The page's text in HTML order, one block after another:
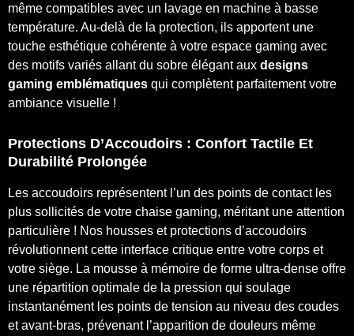
même compatibles avec un lavage en machine à basse
température. Au-delà de la protection, ils apportent une
touche esthétique cohérente à votre espace gaming avec
des motifs variés allant du sobre élégant aux designs
gaming emblématiques qui complètent parfaitement votre
ambiance visuelle !
Protections D’Accoudoirs : Confort Tactile Et
Durabilité Prolongée
Les accoudoirs représentent l’un des points de contact les
plus sollicités de votre chaise gaming, méritant une attention
particulière ! Nos housses et protections d’accoudoirs
révolutionnent cette interface critique entre votre corps et
votre siège. La mousse à mémoire de forme ultra-dense offre
une répartition optimale de la pression qui soulage
instantanément les points de tension au niveau des coudes
et avant-bras, prévenant l’apparition de douleurs même